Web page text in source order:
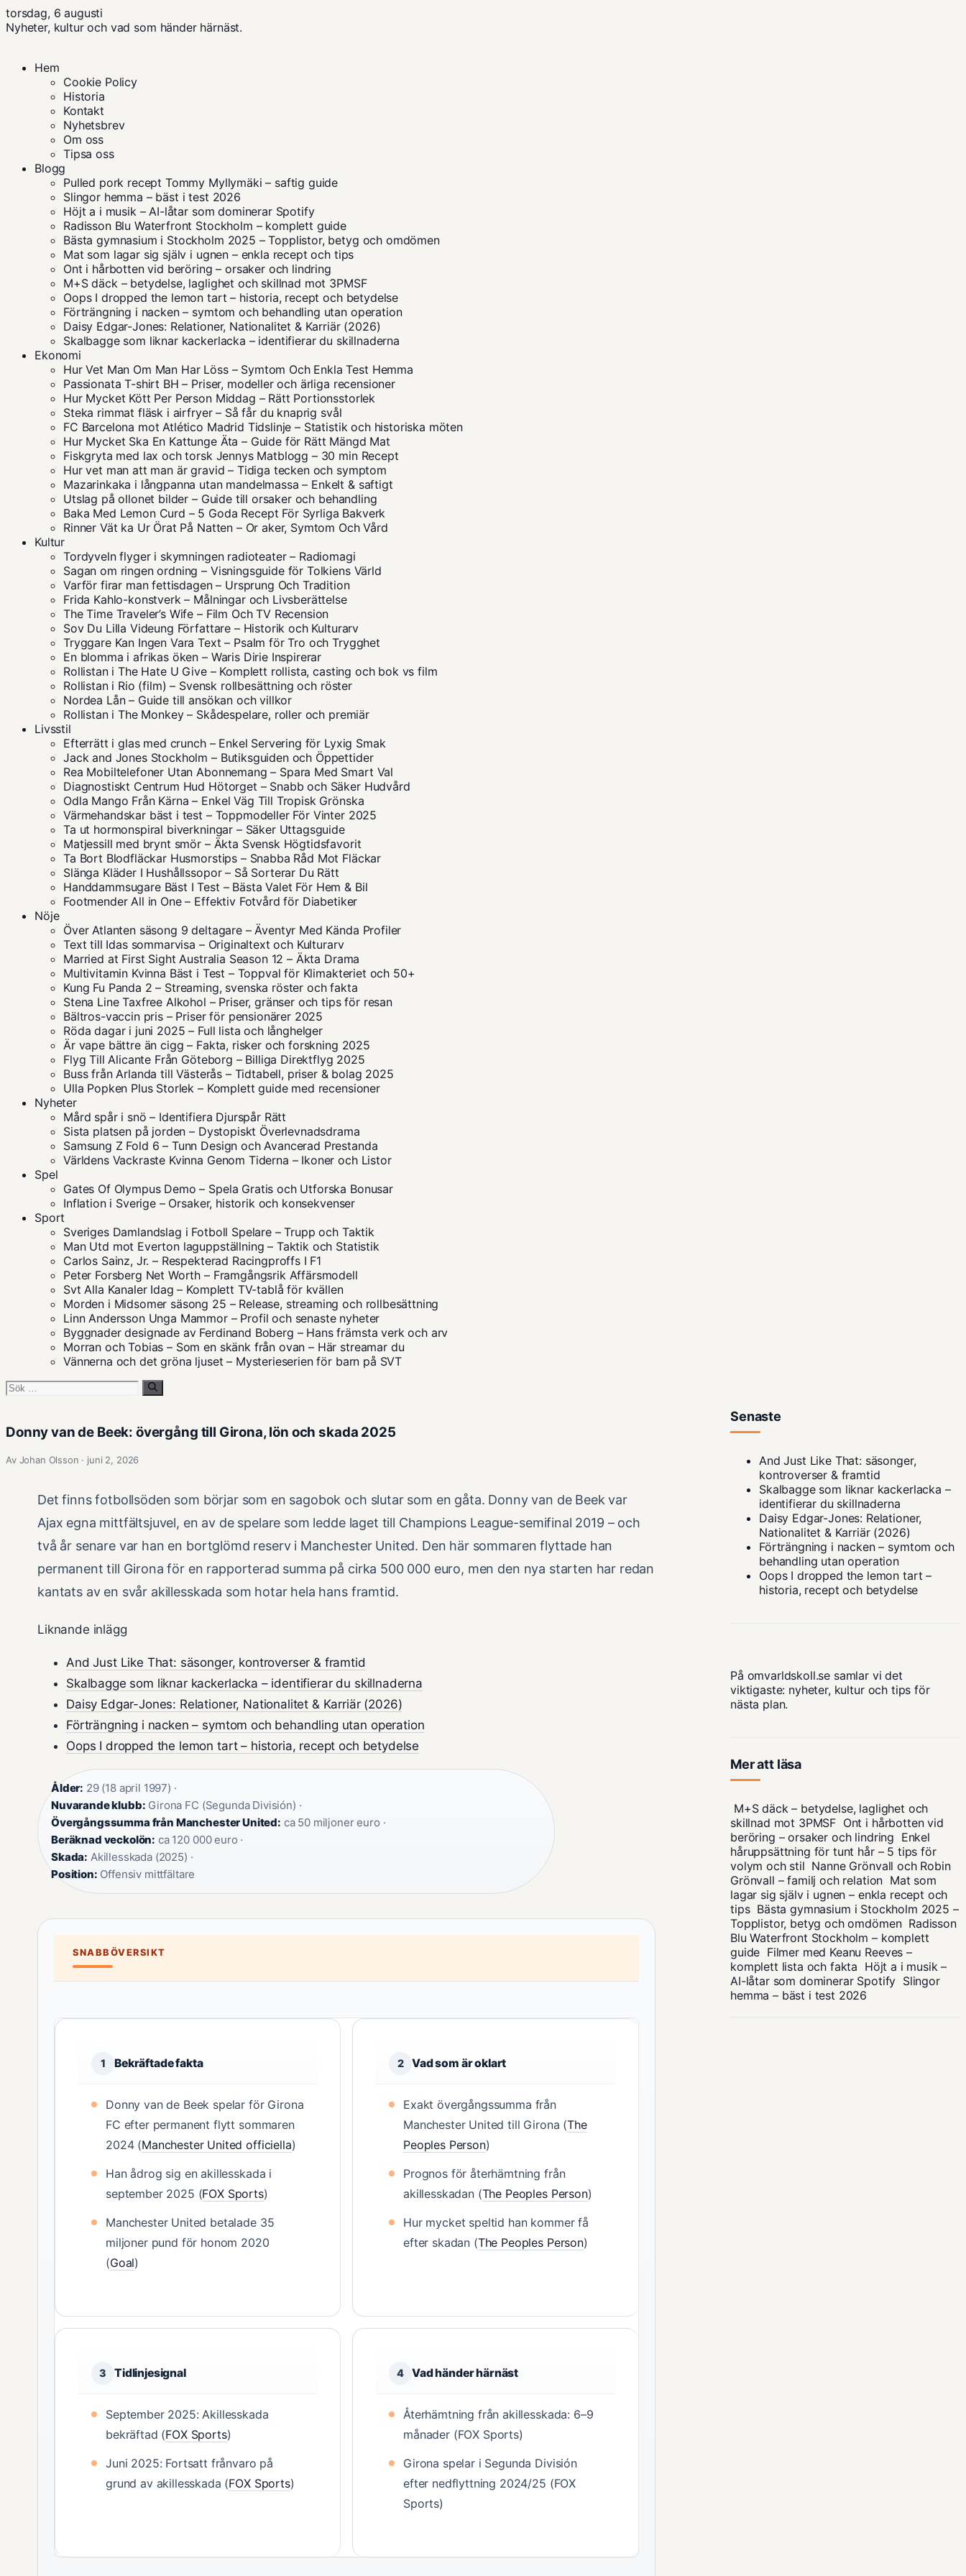
torsdag, 6 augusti
Nyheter, kultur och vad som händer härnäst.
Hem
Cookie Policy
Historia
Kontakt
Nyhetsbrev
Om oss
Tipsa oss
Blogg
Pulled pork recept Tommy Myllymäki – saftig guide
Slingor hemma – bäst i test 2026
Höjt a i musik – AI-låtar som dominerar Spotify
Radisson Blu Waterfront Stockholm – komplett guide
Bästa gymnasium i Stockholm 2025 – Topplistor, betyg och omdömen
Mat som lagar sig själv i ugnen – enkla recept och tips
Ont i hårbotten vid beröring – orsaker och lindring
M+S däck – betydelse, laglighet och skillnad mot 3PMSF
Oops I dropped the lemon tart – historia, recept och betydelse
Förträngning i nacken – symtom och behandling utan operation
Daisy Edgar-Jones: Relationer, Nationalitet & Karriär (2026)
Skalbagge som liknar kackerlacka – identifierar du skillnaderna
Ekonomi
Hur Vet Man Om Man Har Löss – Symtom Och Enkla Test Hemma
Passionata T-shirt BH – Priser, modeller och ärliga recensioner
Hur Mycket Kött Per Person Middag – Rätt Portionsstorlek
Steka rimmat fläsk i airfryer – Så får du knaprig svål
FC Barcelona mot Atlético Madrid Tidslinje – Statistik och historiska möten
Hur Mycket Ska En Kattunge Äta – Guide för Rätt Mängd Mat
Fiskgryta med lax och torsk Jennys Matblogg – 30 min Recept
Hur vet man att man är gravid – Tidiga tecken och symptom
Mazarinkaka i långpanna utan mandelmassa – Enkelt & saftigt
Utslag på ollonet bilder – Guide till orsaker och behandling
Baka Med Lemon Curd – 5 Goda Recept För Syrliga Bakverk
Rinner Vät ka Ur Örat På Natten – Or aker, Symtom Och Vård
Kultur
Tordyveln flyger i skymningen radioteater – Radiomagi
Sagan om ringen ordning – Visningsguide för Tolkiens Värld
Varför firar man fettisdagen – Ursprung Och Tradition
Frida Kahlo-konstverk – Målningar och Livsberättelse
The Time Traveler’s Wife – Film Och TV Recension
Sov Du Lilla Videung Författare – Historik och Kulturarv
Tryggare Kan Ingen Vara Text – Psalm för Tro och Trygghet
En blomma i afrikas öken – Waris Dirie Inspirerar
Rollistan i The Hate U Give – Komplett rollista, casting och bok vs film
Rollistan i Rio (film) – Svensk rollbesättning och röster
Nordea Lån – Guide till ansökan och villkor
Rollistan i The Monkey – Skådespelare, roller och premiär
Livsstil
Efterrätt i glas med crunch – Enkel Servering för Lyxig Smak
Jack and Jones Stockholm – Butiksguiden och Öppettider
Rea Mobiltelefoner Utan Abonnemang – Spara Med Smart Val
Diagnostiskt Centrum Hud Hötorget – Snabb och Säker Hudvård
Odla Mango Från Kärna – Enkel Väg Till Tropisk Grönska
Värmehandskar bäst i test – Toppmodeller För Vinter 2025
Ta ut hormonspiral biverkningar – Säker Uttagsguide
Matjessill med brynt smör – Äkta Svensk Högtidsfavorit
Ta Bort Blodfläckar Husmorstips – Snabba Råd Mot Fläckar
Slänga Kläder I Hushållssopor – Så Sorterar Du Rätt
Handdammsugare Bäst I Test – Bästa Valet För Hem & Bil
Footmender All in One – Effektiv Fotvård för Diabetiker
Nöje
Över Atlanten säsong 9 deltagare – Äventyr Med Kända Profiler
Text till Idas sommarvisa – Originaltext och Kulturarv
Married at First Sight Australia Season 12 – Äkta Drama
Multivitamin Kvinna Bäst i Test – Toppval för Klimakteriet och 50+
Kung Fu Panda 2 – Streaming, svenska röster och fakta
Stena Line Taxfree Alkohol – Priser, gränser och tips för resan
Bältros-vaccin pris – Priser för pensionärer 2025
Röda dagar i juni 2025 – Full lista och långhelger
Är vape bättre än cigg – Fakta, risker och forskning 2025
Flyg Till Alicante Från Göteborg – Billiga Direktflyg 2025
Buss från Arlanda till Västerås – Tidtabell, priser & bolag 2025
Ulla Popken Plus Storlek – Komplett guide med recensioner
Nyheter
Mård spår i snö – Identifiera Djurspår Rätt
Sista platsen på jorden – Dystopiskt Överlevnadsdrama
Samsung Z Fold 6 – Tunn Design och Avancerad Prestanda
Världens Vackraste Kvinna Genom Tiderna – Ikoner och Listor
Spel
Gates Of Olympus Demo – Spela Gratis och Utforska Bonusar
Inflation i Sverige – Orsaker, historik och konsekvenser
Sport
Sveriges Damlandslag i Fotboll Spelare – Trupp och Taktik
Man Utd mot Everton laguppställning – Taktik och Statistik
Carlos Sainz, Jr. – Respekterad Racingproffs I F1
Peter Forsberg Net Worth – Framgångsrik Affärsmodell
Svt Alla Kanaler Idag – Komplett TV-tablå för kvällen
Morden i Midsomer säsong 25 – Release, streaming och rollbesättning
Linn Andersson Unga Mammor – Profil och senaste nyheter
Byggnader designade av Ferdinand Boberg – Hans främsta verk och arv
Morran och Tobias – Som en skänk från ovan – Här streamar du
Vännerna och det gröna ljuset – Mysterieserien för barn på SVT
Sök
Donny van de Beek: övergång till Girona, lön och skada 2025
Av Johan Olsson · juni 2, 2026
Det finns fotbollsöden som börjar som en sagobok och slutar som en gåta. Donny van de Beek var
Ajax egna mittfältsjuvel, en av de spelare som ledde laget till Champions League-semifinal 2019 – och
två år senare var han en bortglömd reserv i Manchester United. Den här sommaren flyttade han
permanent till Girona för en rapporterad summa på cirka 500 000 euro, men den nya starten har redan
kantats av en svår akillesskada som hotar hela hans framtid.
Liknande inlägg
And Just Like That: säsonger, kontroverser & framtid
Skalbagge som liknar kackerlacka – identifierar du skillnaderna
Daisy Edgar-Jones: Relationer, Nationalitet & Karriär (2026)
Förträngning i nacken – symtom och behandling utan operation
Oops I dropped the lemon tart – historia, recept och betydelse
Ålder: 29 (18 april 1997) ·
Nuvarande klubb: Girona FC (Segunda División) ·
Övergångssumma från Manchester United: ca 50 miljoner euro ·
Beräknad veckolön: ca 120 000 euro ·
Skada: Akillesskada (2025) ·
Position: Offensiv mittfältare
SNABBÖVERSIKT
1 Bekräftade fakta
Donny van de Beek spelar för Girona
FC efter permanent flytt sommaren
2024 (Manchester United officiella)
Han ådrog sig en akillesskada i
september 2025 (FOX Sports)
Manchester United betalade 35
miljoner pund för honom 2020
(Goal)
2 Vad som är oklart
Exakt övergångssumma från
Manchester United till Girona (The
Peoples Person)
Prognos för återhämtning från
akillesskadan (The Peoples Person)
Hur mycket speltid han kommer få
efter skadan (The Peoples Person)
3 Tidlinjesignal
September 2025: Akillesskada
bekräftad (FOX Sports)
Juni 2025: Fortsatt frånvaro på
grund av akillesskada (FOX Sports)
4 Vad händer härnäst
Återhämtning från akillesskada: 6–9
månader (FOX Sports)
Girona spelar i Segunda División
efter nedflyttning 2024/25 (FOX
Sports)
Senaste
And Just Like That: säsonger,
kontroverser & framtid
Skalbagge som liknar kackerlacka –
identifierar du skillnaderna
Daisy Edgar-Jones: Relationer,
Nationalitet & Karriär (2026)
Förträngning i nacken – symtom och
behandling utan operation
Oops I dropped the lemon tart –
historia, recept och betydelse
På omvarldskoll.se samlar vi det
viktigaste: nyheter, kultur och tips för
nästa plan.
Mer att läsa
M+S däck – betydelse, laglighet och
skillnad mot 3PMSF Ont i hårbotten vid
beröring – orsaker och lindring Enkel
håruppsättning för tunt hår – 5 tips för
volym och stil Nanne Grönvall och Robin
Grönvall – familj och relation Mat som
lagar sig själv i ugnen – enkla recept och
tips Bästa gymnasium i Stockholm 2025 –
Topplistor, betyg och omdömen Radisson
Blu Waterfront Stockholm – komplett
guide Filmer med Keanu Reeves –
komplett lista och fakta Höjt a i musik –
AI-låtar som dominerar Spotify Slingor
hemma – bäst i test 2026